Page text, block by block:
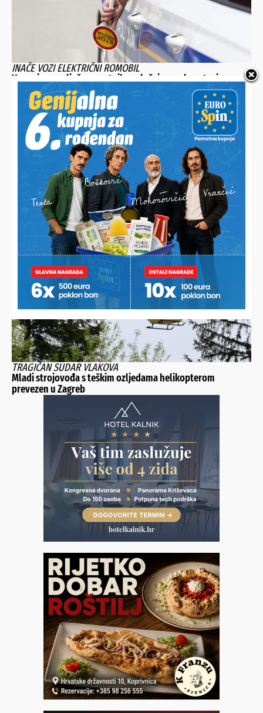
INAČE VOZI ELEKTRIČNI ROMOBIL
Uporni ponavljač prometnih prekršaja umalo ostavio oca
bez Golfa
POŽAR JE OBITELJI VRABEC NAPRAVIO 35.000 EURA ŠTETE, A
MNOGI USKOČILI U POMOĆ
Zlatko radi u šumi i pomaže manjim poljoprivrednicima, bez
mehanizacije je kao bez ruku
TRAGIČAN SUDAR VLAKOVA
Mladi strojovođa s teškim ozljedama helikopterom
prevezen u Zagreb